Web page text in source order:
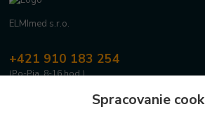
ELMImed s.r.o.
+421 910 183 254
(Po-Pia, 8-16 hod.)
info@elmimed.skSpracovanie